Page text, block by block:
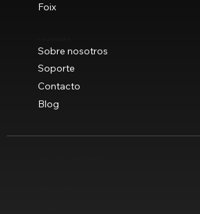
Foix
Sobre nosotros
Soporte
Contacto
Blog